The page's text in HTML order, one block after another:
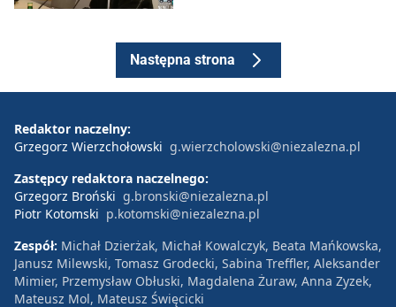
Następna strona
Redaktor naczelny:
Grzegorz Wierzchołowski g.wierzcholowski@niezalezna.pl
Zastępcy redaktora naczelnego:
Grzegorz Broński g.bronski@niezalezna.pl
Piotr Kotomski p.kotomski@niezalezna.pl
Zespół: Michał Dzierżak, Michał Kowalczyk, Beata Mańkowska,
Janusz Milewski, Tomasz Grodecki, Sabina Treffler, Aleksander
Mimier, Przemysław Obłuski, Magdalena Żuraw, Anna Zyzek,
Mateusz Mol, Mateusz Święcicki